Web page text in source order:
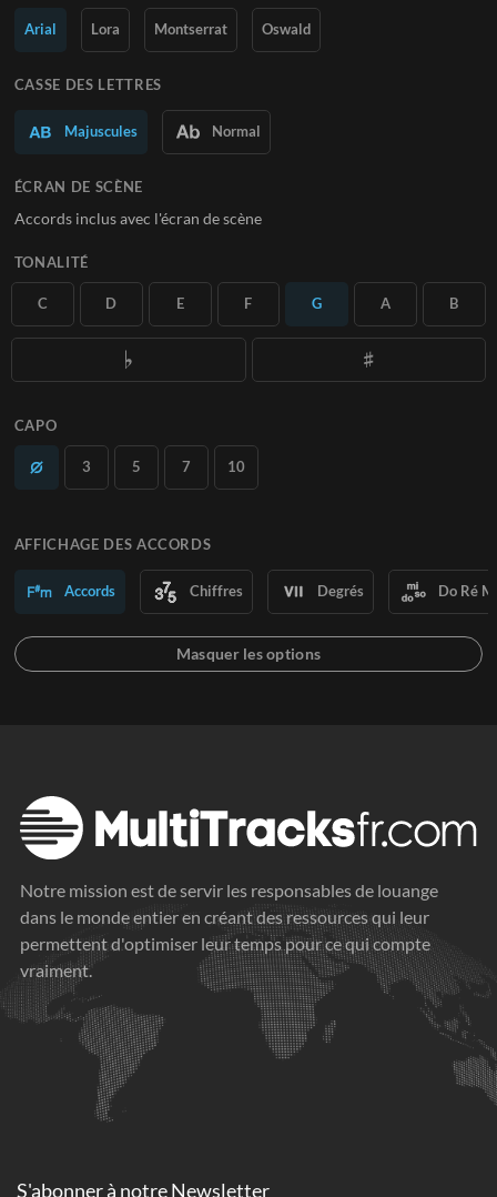
En savoir plus
Arial Lora Montserrat Oswald
CASSE DES LETTRES
Majuscules Normal
ÉCRAN DE SCÈNE
Accords inclus avec l'écran de scène
TONALITÉ
C D E F G A B
CAPO
3 5 7 10
AFFICHAGE DES ACCORDS
Accords Chiffres Degrés Do Ré
Notre mission est de servir les responsables de louange
dans le monde entier en créant des ressources qui leur
permettent d'optimiser leur temps pour ce qui compte
vraiment.
S'abonner à notre Newsletter